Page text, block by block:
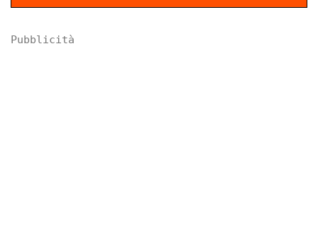
Pubblicità